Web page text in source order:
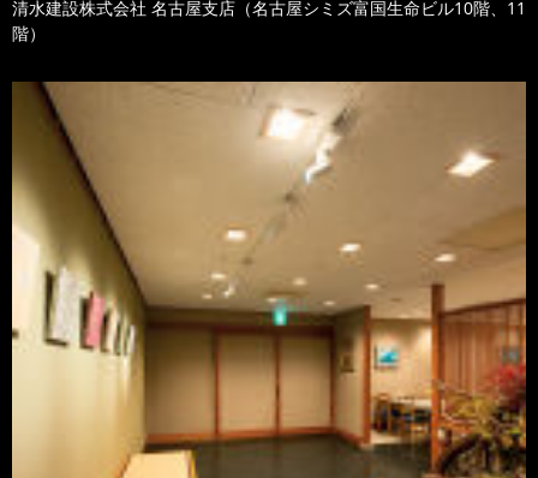
清水建設株式会社 名古屋支店（名古屋シミズ富国生命ビル10階、11
階）